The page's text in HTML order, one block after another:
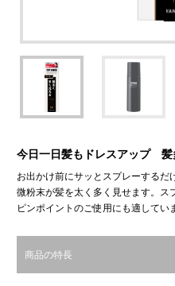
今日一日髪もドレスアップ 髪
お出かけ前にサッとスプレーするだ
微粉末が髪を太く多く見せます。ス
ピンポイントのご使用にも適してい
商品の特長